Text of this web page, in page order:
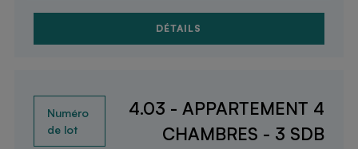
DÉTAILS
4.03 - APPARTEMENT 4
CHAMBRES - 3 SDB